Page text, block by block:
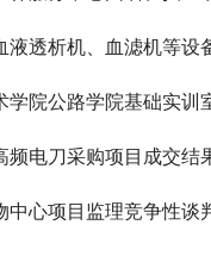
析机、血滤机等设备采购项
路学院基础实训室条件提升
频电刀采购项目成交
中心项目监理竞争性谈